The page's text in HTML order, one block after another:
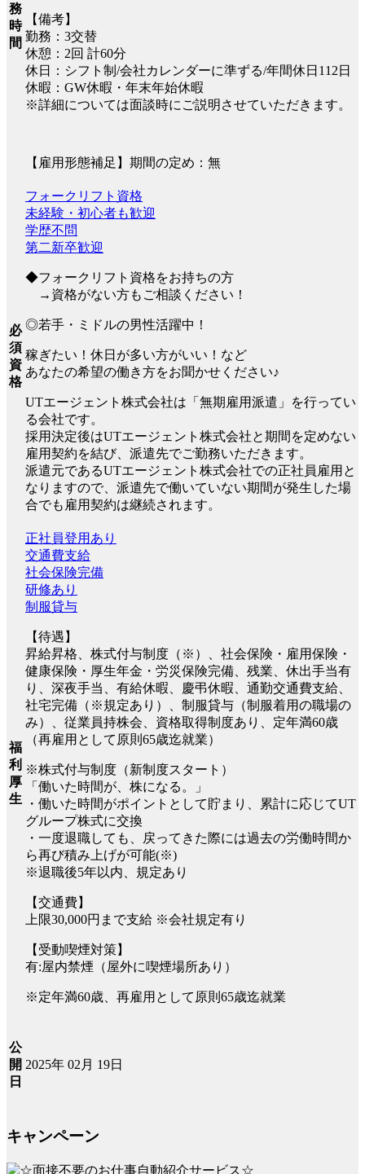
務
時
間
【備考】
勤務：3交替
休憩：2回 計60分
休日：シフト制/会社カレンダーに準ずる/年間休日112日
休暇：GW休暇・年末年始休暇
※詳細については面談時にご説明させていただきます。
【雇用形態補足】期間の定め：無
必
須
資
格
フォークリフト資格
未経験・初心者も歓迎
学歴不問
第二新卒歓迎
◆フォークリフト資格をお持ちの方
→資格がない方もご相談ください！
◎若手・ミドルの男性活躍中！
稼ぎたい！休日が多い方がいい！など
あなたの希望の働き方をお聞かせください♪
UTエージェント株式会社は「無期雇用派遣」を行ってい
る会社です。
採用決定後はUTエージェント株式会社と期間を定めない
雇用契約を結び、派遣先でご勤務いただきます。
派遣元であるUTエージェント株式会社での正社員雇用と
なりますので、派遣先で働いていない期間が発生した場
合でも雇用契約は継続されます。
福
利
厚
生
正社員登用あり
交通費支給
社会保険完備
研修あり
制服貸与
【待遇】
昇給昇格、株式付与制度（※）、社会保険・雇用保険・
健康保険・厚生年金・労災保険完備、残業、休出手当有
り、深夜手当、有給休暇、慶弔休暇、通勤交通費支給、
社宅完備（※規定あり）、制服貸与（制服着用の職場の
み）、従業員持株会、資格取得制度あり、定年満60歳
（再雇用として原則65歳迄就業）
※株式付与制度（新制度スタート）
「働いた時間が、株になる。」
・働いた時間がポイントとして貯まり、累計に応じてUT
グループ株式に交換
・一度退職しても、戻ってきた際には過去の労働時間か
ら再び積み上げが可能(※)
※退職後5年以内、規定あり
【交通費】
上限30,000円まで支給 ※会社規定有り
【受動喫煙対策】
有:屋内禁煙（屋外に喫煙場所あり）
※定年満60歳、再雇用として原則65歳迄就業
公
開
日
2025年 02月 19日
キャンペーン